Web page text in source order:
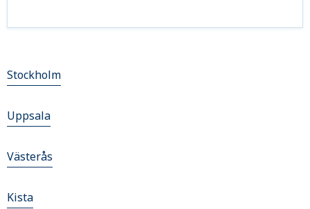
Stockholm
Uppsala
Västerås
Kista